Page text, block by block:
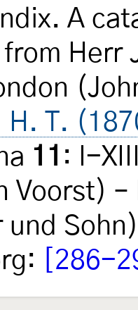
A
Herr
H. T.
11 : I-
Voorst)
und
[286-